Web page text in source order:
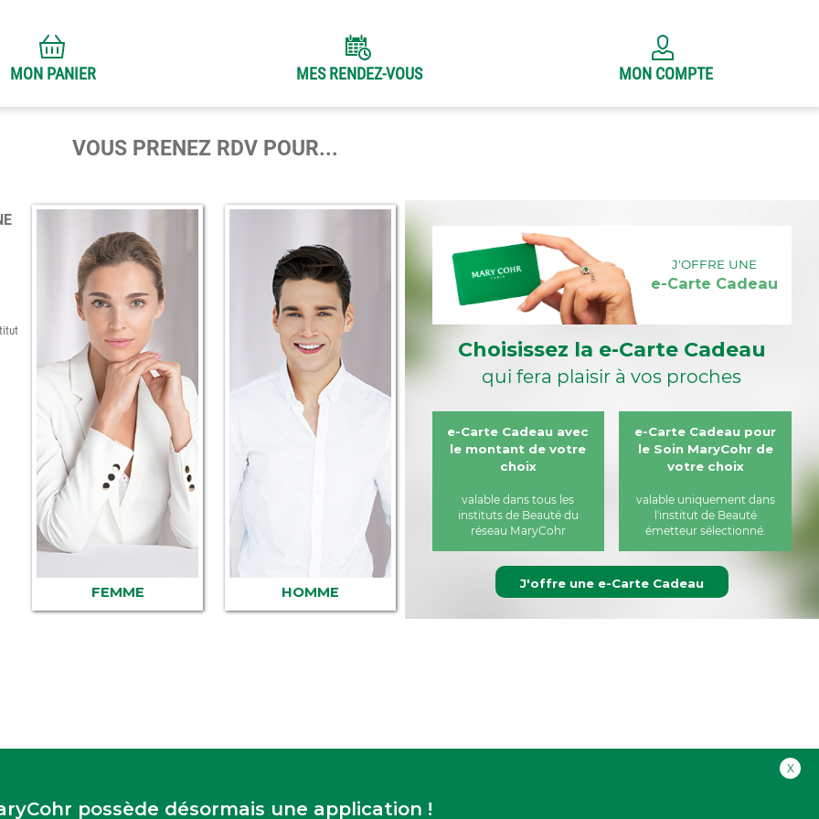
MON PANIER MES RENDEZ-VOUS MON COMPTE
VOUS PRENEZ RDV POUR...
FEMME HOMME
J'OFFRE UNE
e-Carte Cadeau
Choisissez la e-Carte Cadeau
qui fera plaisir à vos proches
e-Carte Cadeau avec
le montant de votre
choix
valable dans tous les
instituts de Beauté du
réseau MaryCohr
e-Carte Cadeau pour
le Soin MaryCohr de
votre choix
valable uniquement dans
l'institut de Beauté
émetteur sélectionné.
J'offre une e-Carte Cadeau
X
possède désormais une application !